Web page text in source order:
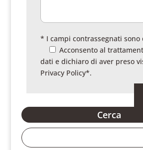
* I campi contrassegnati sono
Acconsento al
dati e dichiaro di aver preso
Privacy Policy*.
Cerca